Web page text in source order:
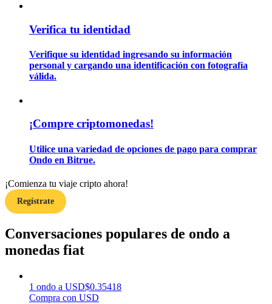
Aprenda cómo mantenerse rentable
Verifica tu identidad
Verifique su identidad ingresando su información
personal y cargando una identificación con fotografía
válida.
¡Compre criptomonedas!
Utilice una variedad de opciones de pago para comprar
Ondo en Bitrue.
¡Comienza tu viaje cripto ahora!
Regístrate
Conversaciones populares de ondo a
monedas fiat
1 ondo a USD$0.35418
Compra con USD